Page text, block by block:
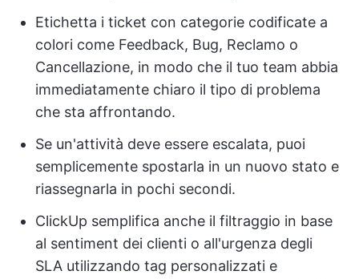
Etichetta i ticket con categorie codificate a
colori come Feedback, Bug, Reclamo o
Cancellazione, in modo che il tuo team abbia
immediatamente chiaro il tipo di problema
che sta affrontando.
Se un'attività deve essere escalata, puoi
semplicemente spostarla in un nuovo stato e
riassegnarla in pochi secondi.
ClickUp semplifica anche il filtraggio in base
al sentiment dei clienti o all'urgenza degli
SLA utilizzando tag personalizzati e